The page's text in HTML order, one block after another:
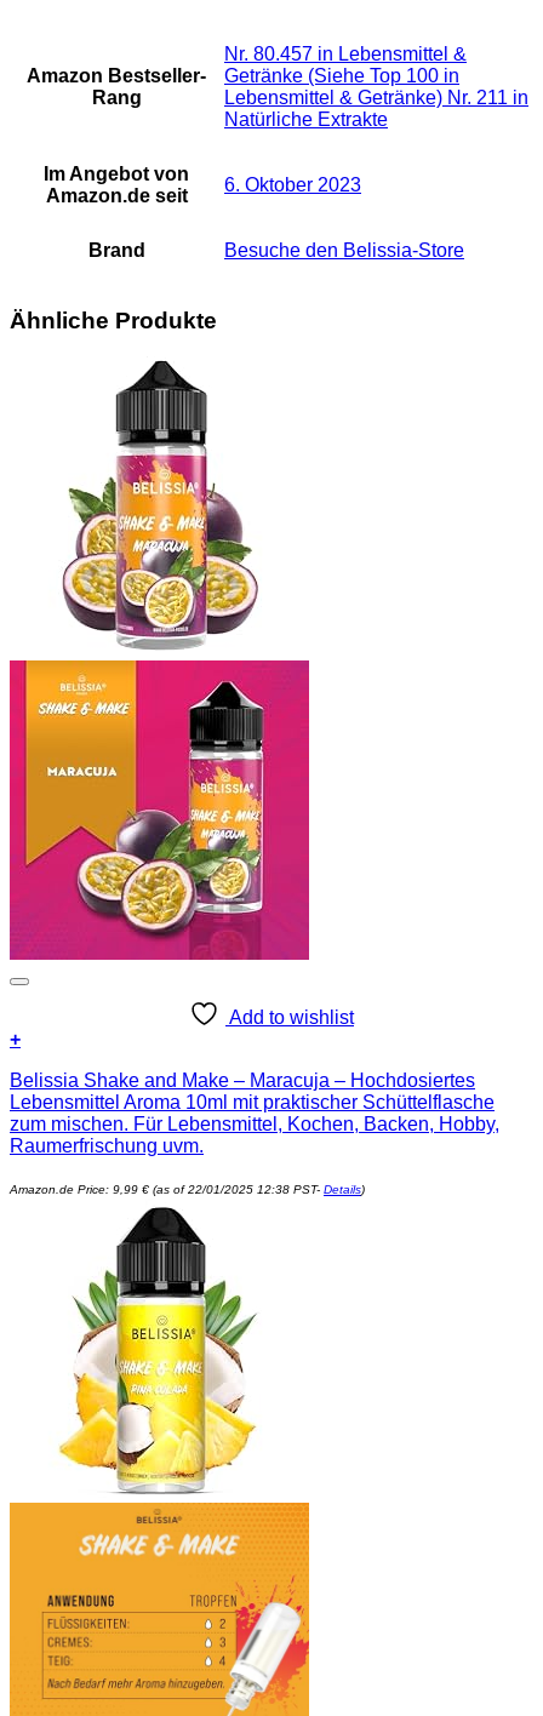
Amazon Bestseller-
Rang
Nr. 80.457 in Lebensmittel &
Getränke (Siehe Top 100 in
Lebensmittel & Getränke) Nr. 211 in
Natürliche Extrakte
Im Angebot von
Amazon.de seit
6. Oktober 2023
Brand Besuche den Belissia-Store
Ähnliche Produkte
Add to wishlist
+
Belissia Shake and Make – Maracuja – Hochdosiertes
Lebensmittel Aroma 10ml mit praktischer Schüttelflasche
zum mischen. Für Lebensmittel, Kochen, Backen, Hobby,
Raumerfrischung uvm.
Amazon.de Price: 9,99 € (as of 22/01/2025 12:38 PST- Details)